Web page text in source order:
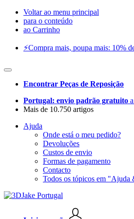
Voltar ao menu principal
para o conteúdo
ao Carrinho
⚡️Compra mais, poupa mais: 10%
Encontrar Peças de Reposição
Portugal: envio padrão gratuito
Mais de 10.750 artigos
Ajuda
Onde está o meu pedido?
Devoluções
Custos de envio
Formas de pagamento
Contacto
Todos os tópicos em "Ajuda